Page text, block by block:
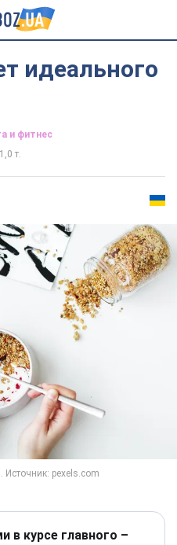
идеального
и фитнес
т.
в курсе главного –